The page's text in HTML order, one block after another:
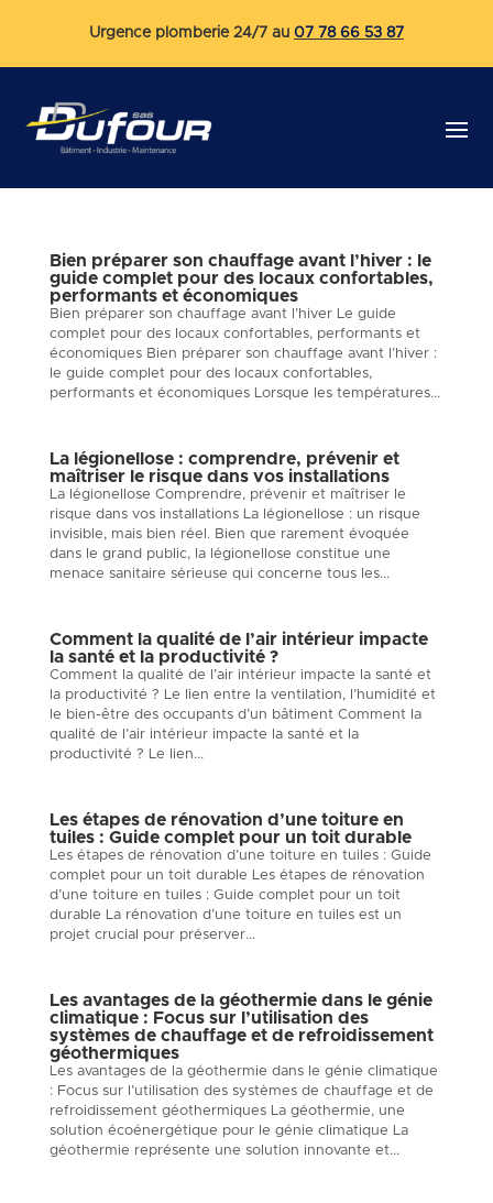
Urgence plomberie 24/7 au 07 78 66 53 87
Bien préparer son chauffage avant l’hiver : le
guide complet pour des locaux confortables,
performants et économiques
Bien préparer son chauffage avant l’hiver Le guide
complet pour des locaux confortables, performants et
économiques Bien préparer son chauffage avant l’hiver :
le guide complet pour des locaux confortables,
performants et économiques Lorsque les températures...
La légionellose : comprendre, prévenir et
maîtriser le risque dans vos installations
La légionellose Comprendre, prévenir et maîtriser le
risque dans vos installations La légionellose : un risque
invisible, mais bien réel. Bien que rarement évoquée
dans le grand public, la légionellose constitue une
menace sanitaire sérieuse qui concerne tous les...
Comment la qualité de l’air intérieur impacte
la santé et la productivité ?
Comment la qualité de l’air intérieur impacte la santé et
la productivité ? Le lien entre la ventilation, l’humidité et
le bien-être des occupants d’un bâtiment Comment la
qualité de l’air intérieur impacte la santé et la
productivité ? Le lien...
Les étapes de rénovation d’une toiture en
tuiles : Guide complet pour un toit durable
Les étapes de rénovation d’une toiture en tuiles : Guide
complet pour un toit durable Les étapes de rénovation
d’une toiture en tuiles : Guide complet pour un toit
durable La rénovation d’une toiture en tuiles est un
projet crucial pour préserver...
Les avantages de la géothermie dans le génie
climatique : Focus sur l’utilisation des
systèmes de chauffage et de refroidissement
géothermiques
Les avantages de la géothermie dans le génie climatique
: Focus sur l’utilisation des systèmes de chauffage et de
refroidissement géothermiques La géothermie, une
solution écoénergétique pour le génie climatique La
géothermie représente une solution innovante et...